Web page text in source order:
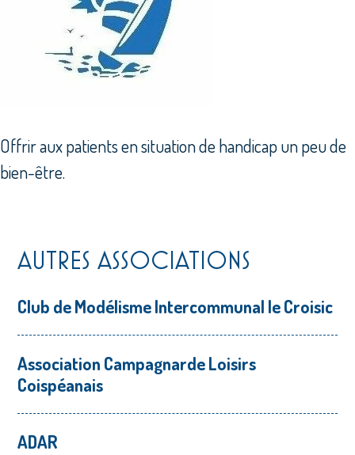
Offrir aux patients en situation de handicap un peu de
bien-être.
AUTRES ASSOCIATIONS
Club de Modélisme Intercommunal le Croisic
Association Campagnarde Loisirs
Coispéanais
ADAR